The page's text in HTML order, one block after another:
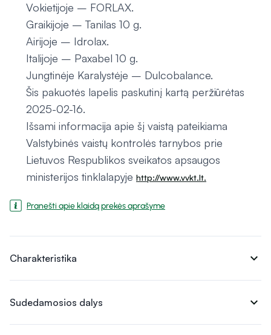
Vokietijoje – FORLAX.
Graikijoje – Tanilas 10 g.
Airijoje – Idrolax.
Italijoje – Paxabel 10 g.
Jungtinėje Karalystėje – Dulcobalance.
Šis pakuotės lapelis paskutinį kartą peržiūrėtas
2025-02-16.
Išsami informacija apie šį vaistą pateikiama
Valstybinės vaistų kontrolės tarnybos prie
Lietuvos Respublikos sveikatos apsaugos
ministerijos tinklalapyje http://www.vvkt.lt.
Pranešti apie klaidą prekės aprašyme
Charakteristika expand_more
Sudedamosios dalys expand_more